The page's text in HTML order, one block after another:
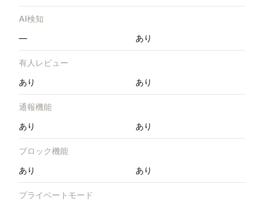
AI検知
—
あり
有人レビュー
あり
あり
通報機能
あり
あり
ブロック機能
あり
あり
プライベートモード